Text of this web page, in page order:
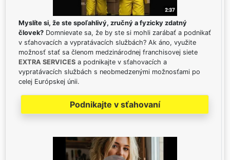
Myslíte si, že ste spoľahlivý, zručný a fyzicky zdatný
človek? Domnievate sa, že by ste si mohli zarábať a podnikať
v sťahovacích a vypratávacích službách? Ak áno, využite
možnosť stať sa členom medzinárodnej franchisovej siete
EXTRA SERVICES a podnikajte v sťahovacích a
vypratávacích službách s neobmedzenými možnosťami po
celej Európskej únii.
Podnikajte v sťahovaní